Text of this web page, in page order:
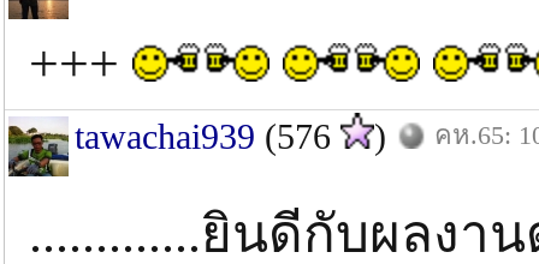
+++
tawachai939 (576 ) คห.65:
.............ยินดีกับผลงา